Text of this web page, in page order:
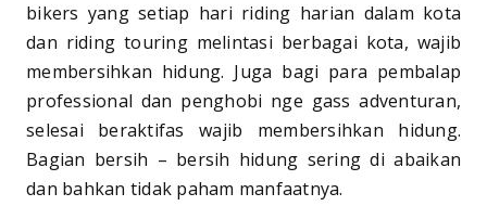
bikers yang setiap hari riding harian dalam kota
dan riding touring melintasi berbagai kota, wajib
membersihkan hidung. Juga bagi para pembalap
professional dan penghobi nge gass adventuran,
selesai beraktifas wajib membersihkan hidung.
Bagian bersih – bersih hidung sering di abaikan
dan bahkan tidak paham manfaatnya.